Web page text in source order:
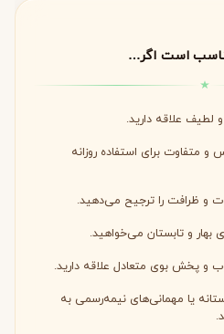
است اگر…
لطیف علاقه دارید.
متفاوت برای استفاده روزانه
و ظرافت را ترجیح می‌دهید.
و تابستان می‌خواهید.
و پخش بوی متعادل علاقه دارید.
یا مهمانی‌های نیمه‌رسمی به